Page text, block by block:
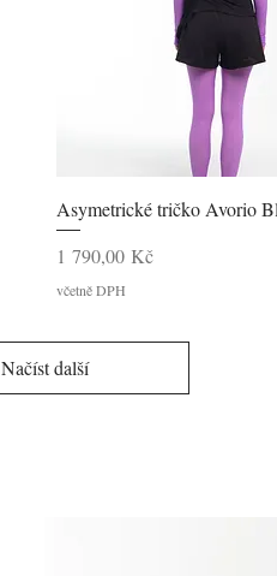
Rychlý náhled
Asymetrické tričko Avorio
Cena
1 790,00 Kč
včetně DPH
Načíst další